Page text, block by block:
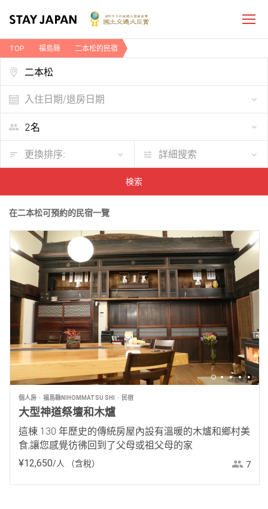
TOP 福島縣 二本松的民宿
入住日期/退房日期
更換排序: 詳細搜索
検索
在二本松可預約的民宿一覽
個人房 福島縣NIHOMMATSU SHI 民宿
大型神道祭壇和木爐
這棟 130 年歷史的傳統房屋內設有溫暖的木爐和鄉村美
食,讓您感覺彷彿回到了父母或祖父母的家
¥12,650/人 （含稅） 7